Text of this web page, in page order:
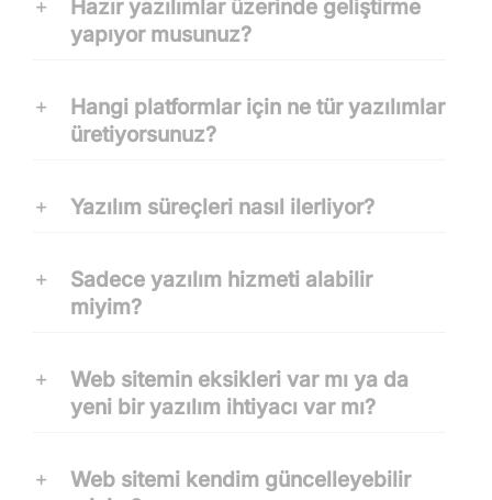
Hazır yazılımlar üzerinde geliştirme
yapıyor musunuz?
Hangi platformlar için ne tür yazılımlar
üretiyorsunuz?
Yazılım süreçleri nasıl ilerliyor?
Sadece yazılım hizmeti alabilir
miyim?
Web sitemin eksikleri var mı ya da
yeni bir yazılım ihtiyacı var mı?
Web sitemi kendim güncelleyebilir